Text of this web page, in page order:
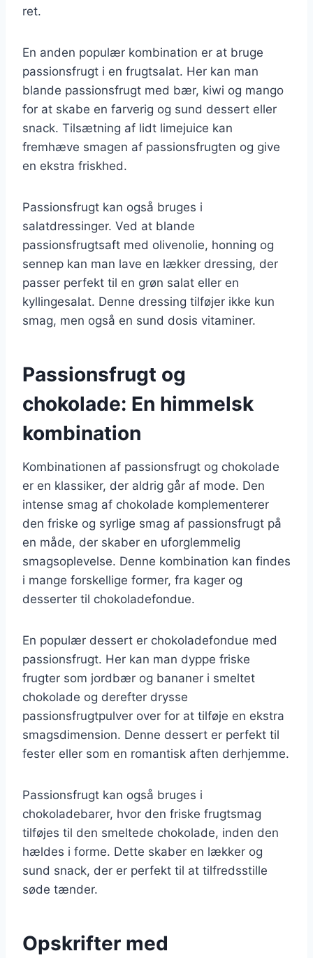
ret.
En anden populær kombination er at bruge
passionsfrugt i en frugtsalat. Her kan man
blande passionsfrugt med bær, kiwi og mango
for at skabe en farverig og sund dessert eller
snack. Tilsætning af lidt limejuice kan
fremhæve smagen af passionsfrugten og give
en ekstra friskhed.
Passionsfrugt kan også bruges i
salatdressinger. Ved at blande
passionsfrugtsaft med olivenolie, honning og
sennep kan man lave en lækker dressing, der
passer perfekt til en grøn salat eller en
kyllingesalat. Denne dressing tilføjer ikke kun
smag, men også en sund dosis vitaminer.
Passionsfrugt og
chokolade: En himmelsk
kombination
Kombinationen af passionsfrugt og chokolade
er en klassiker, der aldrig går af mode. Den
intense smag af chokolade komplementerer
den friske og syrlige smag af passionsfrugt på
en måde, der skaber en uforglemmelig
smagsoplevelse. Denne kombination kan findes
i mange forskellige former, fra kager og
desserter til chokoladefondue.
En populær dessert er chokoladefondue med
passionsfrugt. Her kan man dyppe friske
frugter som jordbær og bananer i smeltet
chokolade og derefter drysse
passionsfrugtpulver over for at tilføje en ekstra
smagsdimension. Denne dessert er perfekt til
fester eller som en romantisk aften derhjemme.
Passionsfrugt kan også bruges i
chokoladebarer, hvor den friske frugtsmag
tilføjes til den smeltede chokolade, inden den
hældes i forme. Dette skaber en lækker og
sund snack, der er perfekt til at tilfredsstille
søde tænder.
Opskrifter med